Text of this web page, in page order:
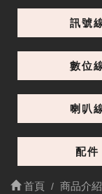
訊號
數位
喇叭
配件
首頁 商品介紹